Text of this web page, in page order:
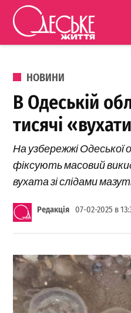
Перейти до вмісту
ОПУБЛІКОВАНО В
НОВИНИ
В Одеській
тисячі
На узбережжі Одеської
фіксують масовий
вухата зі слідами
Редакція 07-02-2025 в